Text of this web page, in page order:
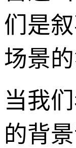
们是
场景
当我
的背